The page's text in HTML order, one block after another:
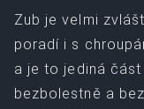
Zub je velmi
poradí i s
a je to jediná
bezbolestně a